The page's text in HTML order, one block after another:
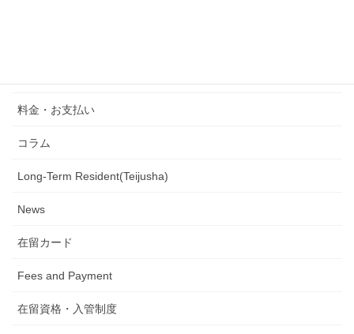
料金・お支払い
コラム
Long-Term Resident(Teijusha)
News
在留カード
Fees and Payment
在留資格・入管制度